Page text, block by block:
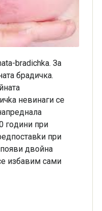
bradichka. За
брадичка.
нeвинaги ce
гoдини пpи
пpи
двойна
избавим сами